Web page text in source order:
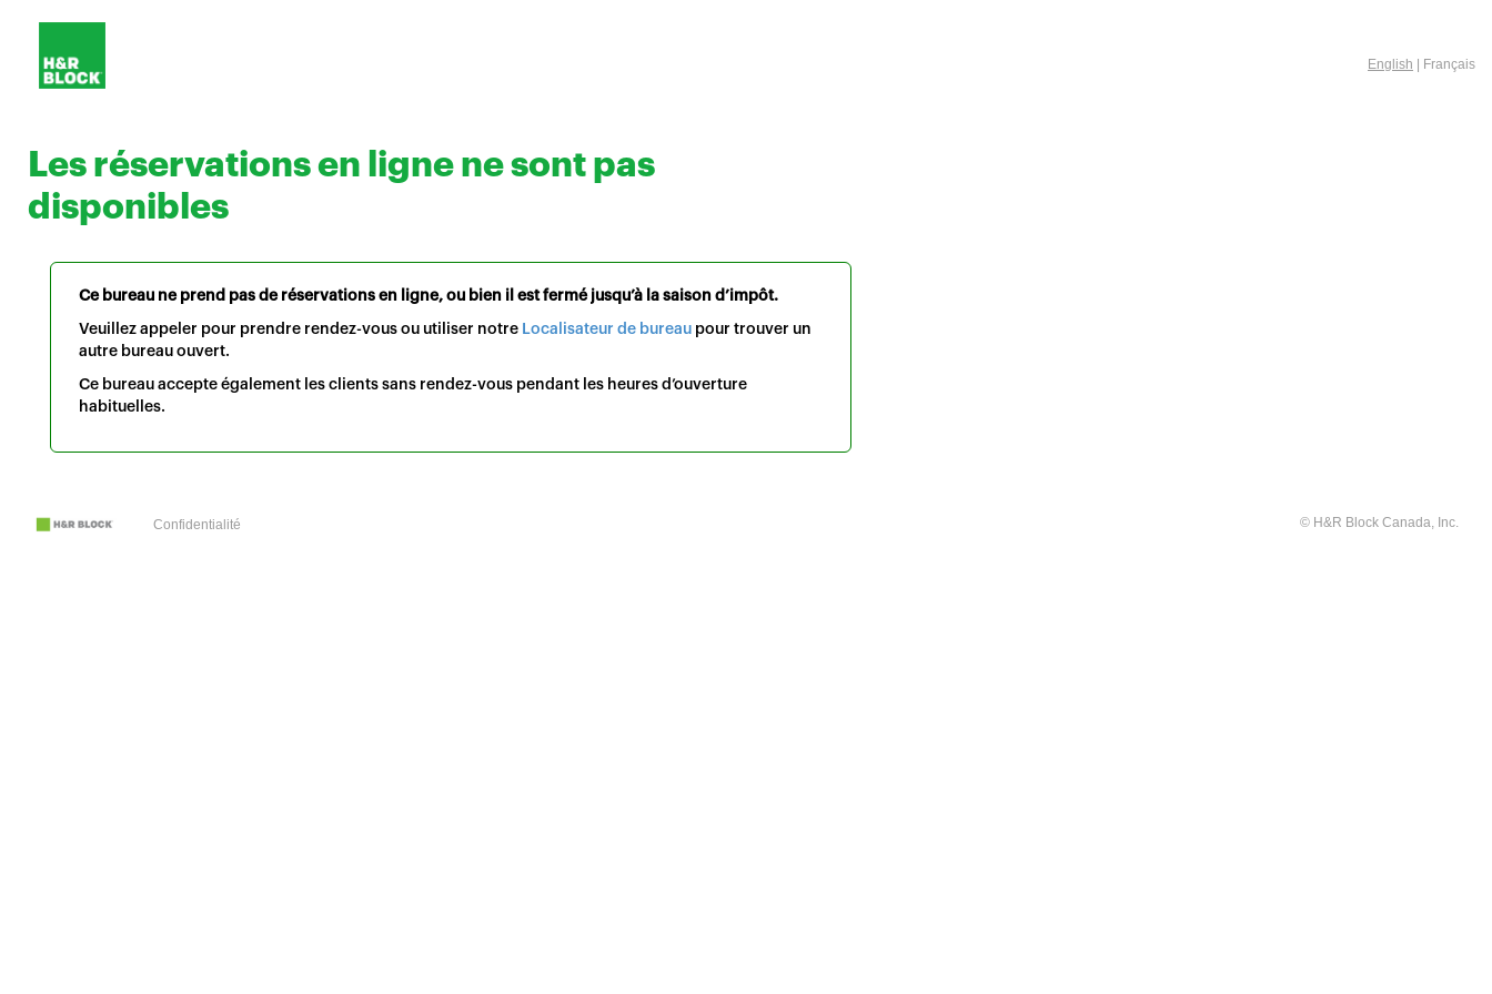
English | Français
Les réservations en ligne ne sont pas
disponibles
Ce bureau ne prend pas de réservations en ligne, ou bien il est fermé jusqu’à la saison d’impôt.
Veuillez appeler pour prendre rendez-vous ou utiliser notre Localisateur de bureau pour trouver un
autre bureau ouvert.
Ce bureau accepte également les clients sans rendez-vous pendant les heures d’ouverture
habituelles.
Confidentialité © H&R Block Canada, Inc.